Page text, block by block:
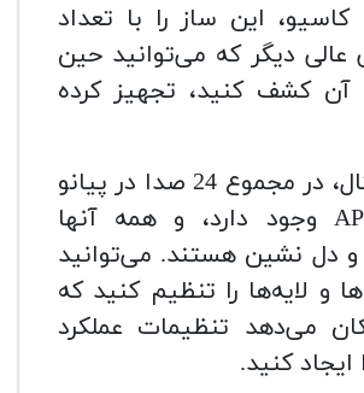
کاسیو، این ساز را با تعداد
عالی دیگر که می‌توانید حین
آن کشف کنید، تجهیز کرده
به عنوان مثال، در مجموع 24 صدا در پیانو
کاسیو AP700 وجود دارد، و همه آنها
و دل نشین هستند. می‌توانید
و لایه‌ها را تنظیم کنید که
می‌دهد تنظیمات عملکرد
ایجاد کنید.